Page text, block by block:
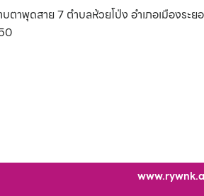
ตาพุดสาย 7 ตำบลห้วยโป่ง อำเภอเมืองระย